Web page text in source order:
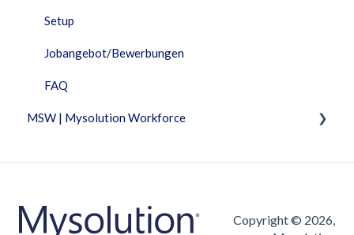
Setup
Jobangebot/Bewerbungen
FAQ
MSW | Mysolution Workforce
Arbeitszeittabelle
Copyright © 2026,